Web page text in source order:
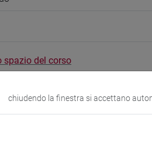
spazio del corso
chiudendo la finestra si accettano